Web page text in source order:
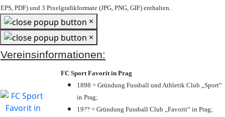
EPS, PDF) und 3 Pixelgrafikformate (JPG, PNG, GIF) enthalten.
×
×
Vereinsinformationen:
FC Sport Favorit in Prag
1898 = Gründung Fussball und Athletik Club „Sport“
in Prag;
19?? = Gründung Fussball Club „Favorit“ in Prag;